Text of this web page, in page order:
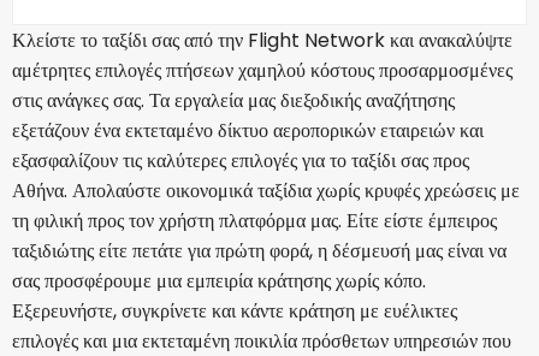
Κλείστε το ταξίδι σας από την Flight Network και ανακαλύψτε
αμέτρητες επιλογές πτήσεων χαμηλού κόστους προσαρμοσμένες
στις ανάγκες σας. Τα εργαλεία μας διεξοδικής αναζήτησης
εξετάζουν ένα εκτεταμένο δίκτυο αεροπορικών εταιρειών και
εξασφαλίζουν τις καλύτερες επιλογές για το ταξίδι σας προς
Αθήνα. Απολαύστε οικονομικά ταξίδια χωρίς κρυφές χρεώσεις με
τη φιλική προς τον χρήστη πλατφόρμα μας. Είτε είστε έμπειρος
ταξιδιώτης είτε πετάτε για πρώτη φορά, η δέσμευσή μας είναι να
σας προσφέρουμε μια εμπειρία κράτησης χωρίς κόπο.
Εξερευνήστε, συγκρίνετε και κάντε κράτηση με ευέλικτες
επιλογές και μια εκτεταμένη ποικιλία πρόσθετων υπηρεσιών που